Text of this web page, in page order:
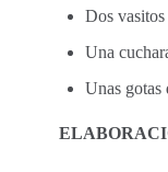
Dos
Una
Unas gotas